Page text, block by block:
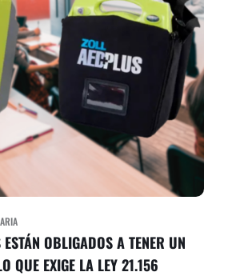
OBLIGADOS A TENER UN
QUE EXIGE LA LEY 21.156